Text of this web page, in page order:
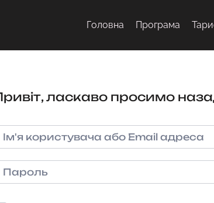
Головна Програма
ласкаво просимо